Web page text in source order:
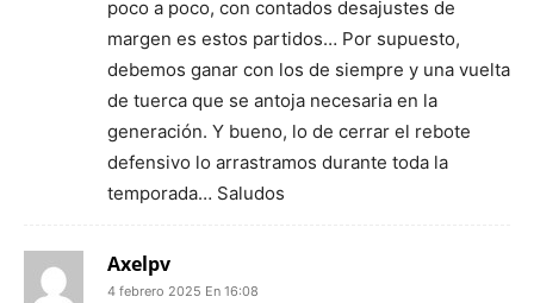
poco a poco, con contados desajustes de
margen es estos partidos… Por supuesto,
debemos ganar con los de siempre y una vuelta
de tuerca que se antoja necesaria en la
generación. Y bueno, lo de cerrar el rebote
defensivo lo arrastramos durante toda la
temporada… Saludos
Axelpv
4 febrero 2025 En 16:08